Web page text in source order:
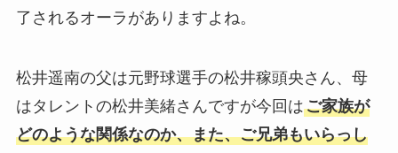
了されるオーラがありますよね。
松井遥南の父は元野球選手の松井稼頭央さん、母
はタレントの松井美緒さんですが今回はご家族が
どのような関係なのか、また、ご兄弟もいらっし